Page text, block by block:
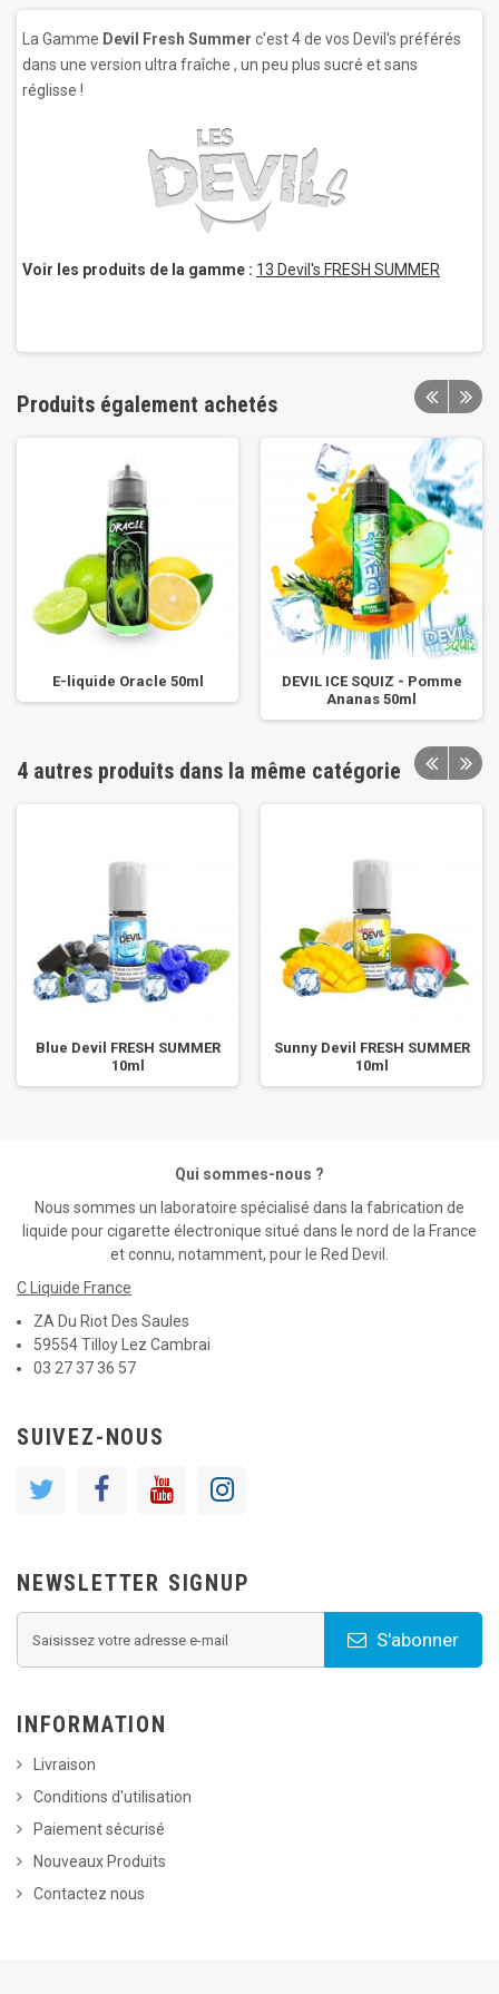
La Gamme Devil Fresh Summer c'est 4 de vos Devil's préférés
dans une version ultra fraîche , un peu plus sucré et sans
réglisse !
Voir les produits de la gamme : 13 Devil's FRESH SUMMER
Produits également achetés
E-liquide Oracle 50ml
DEVIL ICE SQUIZ - Pomme
Ananas 50ml
4 autres produits dans la même catégorie
Blue Devil FRESH SUMMER
10ml
Sunny Devil FRESH SUMMER
10ml
Qui sommes-nous ?
Nous sommes un laboratoire spécialisé dans la fabrication de
liquide pour cigarette électronique situé dans le nord de la France
et connu, notamment, pour le Red Devil.
C Liquide France
ZA Du Riot Des Saules
59554 Tilloy Lez Cambrai
03 27 37 36 57
SUIVEZ-NOUS
NEWSLETTER SIGNUP
S'abonner
INFORMATION
Livraison
Conditions d'utilisation
Paiement sécurisé
Nouveaux Produits
Contactez nous